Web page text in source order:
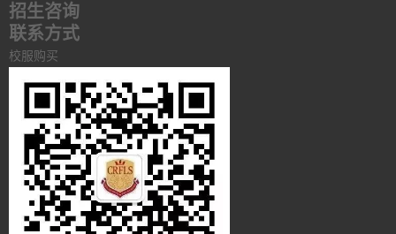
招生咨询
联系方式
校服购买